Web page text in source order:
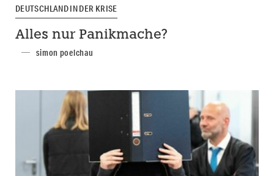
DEUTSCHLAND IN DER KRISE
Alles nur Panikmache?
simon poelchau